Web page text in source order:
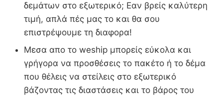
δεμάτων στο εξωτερικό; Εαν βρείς καλύτερη
τιμή, απλά πές μας το και θα σου
επιστρέψουμε τη διαφορα!
Μεσα απο το weship μπορείς εύκολα και
γρήγορα να προσθέσεις το πακέτο ή το δέμα
που θέλεις να στείλεις στο εξωτερικό
βάζοντας τις διαστάσεις και το βάρος του